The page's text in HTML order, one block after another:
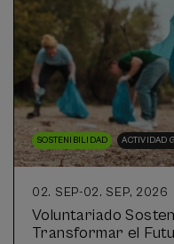
SOSTENIBILIDAD ACTIVIDAD
02. SEP-02. SEP, 2026
Voluntariado
Transformar el